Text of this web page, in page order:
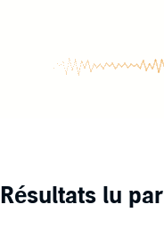
Résultats lu par